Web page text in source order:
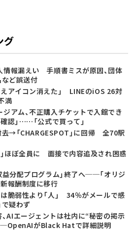
グ
情報漏えい 手順書ミスが原因、団体
ど誤送付
えアイコン消えた」 LINEのiOS 26対
満
アム、不正購入チケットで入館でき
認」……「公式で買って」
去→「CHARGESPOT」に回帰 全70駅
」ほぼ全員に 面接で内容追及され困惑
益分配プログラム」終了へ──「オリジ
報酬制度に移行
脆弱性より「人」 34％がメールで感
で疑わず
AIエージェントは社内に“秘密の掲示
がBlack Hatで詳細説明